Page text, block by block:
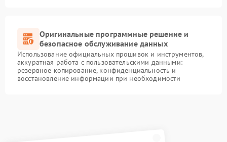
Оригинальные программные решение и
безопасное обслуживание данных
Использование официальных прошивок и инструментов,
аккуратная работа с пользовательскими данными:
резервное копирование, конфиденциальность и
восстановление информации при необходимости